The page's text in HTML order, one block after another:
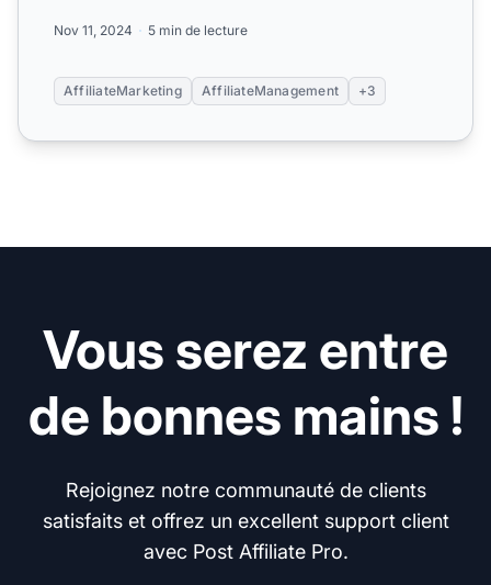
Nov 11, 2024 5 min de lecture
AffiliateMarketing AffiliateManagement +3
Vous serez entre
de bonnes mains !
Rejoignez notre communauté de clients
satisfaits et offrez un excellent support client
avec Post Affiliate Pro.